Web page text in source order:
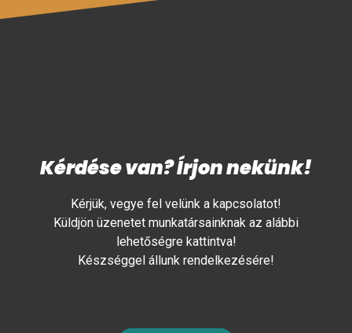
Kérdése van? Írjon nekünk!
Kérjük, vegye fel velünk a kapcsolatot!
Küldjön üzenetet munkatársainknak az alábbi
lehetőségre kattintva!
Készséggel állunk rendelkezésére!